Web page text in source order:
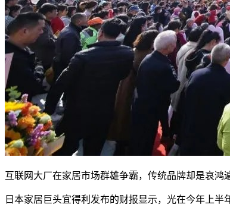
互联网大厂在家居市场群雄争霸，传统品牌却是哀鸿
日本家居巨头宜得利发布的财报显示，光在今年上半